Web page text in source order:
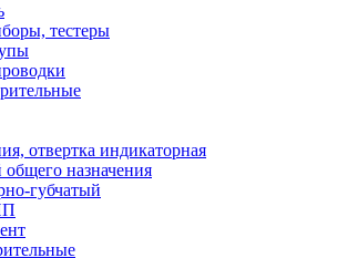
тестеры
отвертка индикаторная
назначения
губчатый